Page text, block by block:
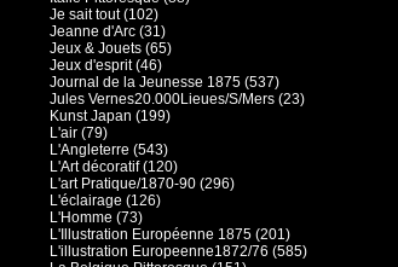
Je sait tout (102)
Jeanne d'Arc (31)
Jeux & Jouets (65)
Jeux d'esprit (46)
Journal de la Jeunesse 1875 (537)
Jules Vernes20.000Lieues/S/Mers (23)
Kunst Japan (199)
L'air (79)
L'Angleterre (543)
L'Art décoratif (120)
L'art Pratique/1870-90 (296)
L'éclairage (126)
L'Homme (73)
L'Illustration Européenne 1875 (201)
L'illustration Europeenne1872/76 (585)